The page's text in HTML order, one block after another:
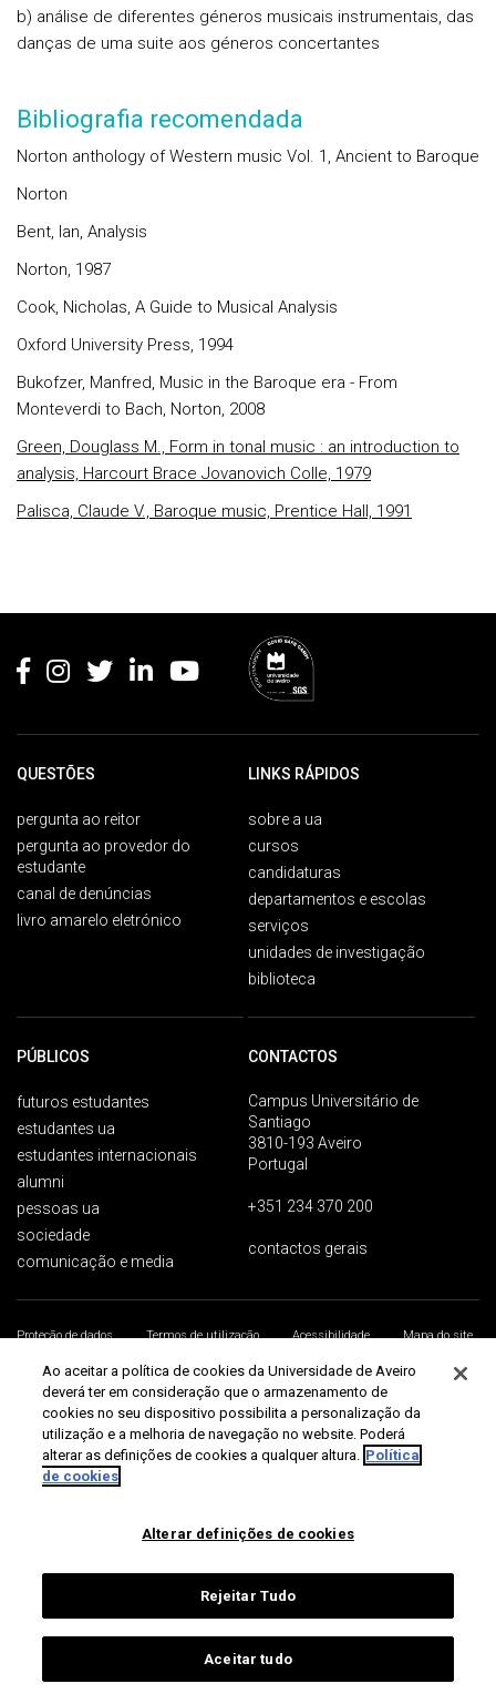
b) análise de diferentes géneros musicais instrumentais, das
danças de uma suite aos géneros concertantes
Bibliografia recomendada
Norton anthology of Western music Vol. 1, Ancient to Baroque
Norton
Bent, Ian, Analysis
Norton, 1987
Cook, Nicholas, A Guide to Musical Analysis
Oxford University Press, 1994
Bukofzer, Manfred, Music in the Baroque era - From
Monteverdi to Bach, Norton, 2008
Green, Douglass M., Form in tonal music : an introduction to
analysis, Harcourt Brace Jovanovich Colle, 1979
Palisca, Claude V., Baroque music, Prentice Hall, 1991
QUESTÕES
pergunta ao reitor
pergunta ao provedor do
estudante
canal de denúncias
livro amarelo eletrónico
LINKS RÁPIDOS
sobre a ua
cursos
candidaturas
departamentos e escolas
serviços
unidades de investigação
biblioteca
PÚBLICOS
futuros estudantes
estudantes ua
estudantes internacionais
alumni
pessoas ua
sociedade
comunicação e media
CONTACTOS
Campus Universitário de
Santiago
3810-193 Aveiro
Portugal
+351 234 370 200
contactos gerais
Proteção de dados Termos de utilização Acessibilidade
Mapa do site
Universidade de Aveiro 2026
Ao aceitar a política de cookies da Universidade de Aveiro
deverá ter em consideração que o armazenamento de
cookies no seu dispositivo possibilita a personalização da
utilização e a melhoria de navegação no website. Poderá
alterar as definições de cookies a qualquer altura. Política
de cookies
Alterar definições de cookies
Rejeitar Tudo
Aceitar tudo